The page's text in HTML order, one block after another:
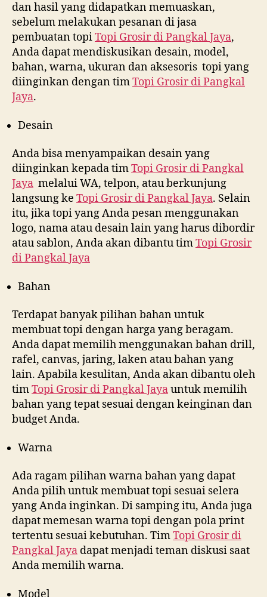
dan hasil yang didapatkan memuaskan,
sebelum melakukan pesanan di jasa
pembuatan topiTopi Grosir diPangkal Jaya,
Anda dapat mendiskusikan desain, model,
bahan, warna, ukuran dan aksesoris topi yang
diinginkan dengan timTopi Grosir diPangkal
Jaya.
Desain
Anda bisa menyampaikan desain yang
diinginkan kepada timTopi Grosir diPangkal
Jaya melalui WA, telpon, atau berkunjung
langsung ke Topi Grosir diPangkal Jaya. Selain
itu, jika topi yang Anda pesan menggunakan
logo, nama atau desain lain yang harus dibordir
atau sablon, Anda akan dibantu timTopi Grosir
diPangkal Jaya
Bahan
Terdapat banyak pilihan bahan untuk
membuat topi dengan harga yang beragam.
Anda dapat memilih menggunakan bahan drill,
rafel, canvas, jaring, laken atau bahan yang
lain. Apabila kesulitan, Anda akan dibantu oleh
timTopi Grosir diPangkal Jayauntuk memilih
bahan yang tepat sesuai dengan keinginan dan
budget Anda.
Warna
Ada ragam pilihan warna bahan yang dapat
Anda pilih untuk membuat topi sesuai selera
yang Anda inginkan. Di samping itu, Anda juga
dapat memesan warna topi dengan pola print
tertentu sesuai kebutuhan. TimTopi Grosir di
Pangkal Jaya dapat menjadi teman diskusi saat
Anda memilih warna.
Model